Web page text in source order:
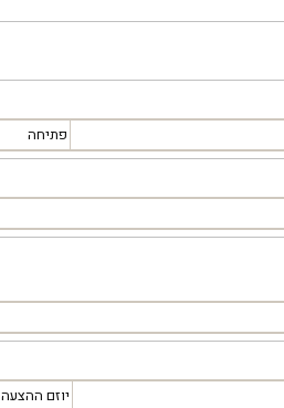
פתיחה
יוזם ההצעה